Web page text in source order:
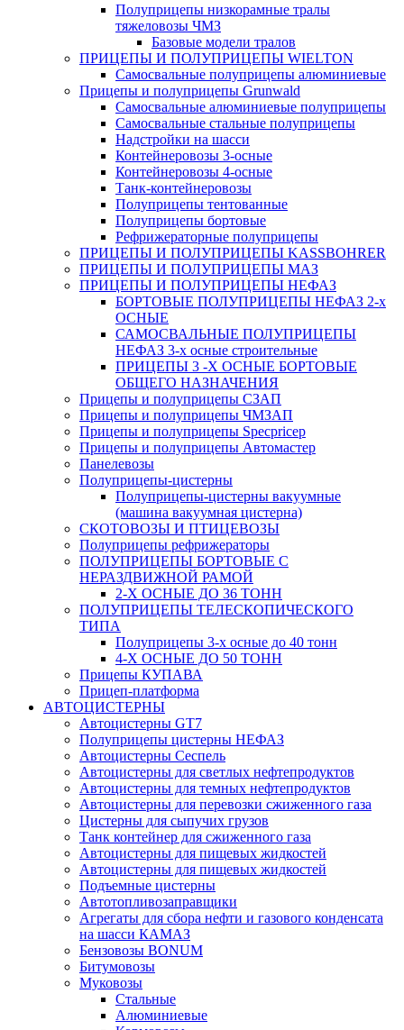
Полуприцепы низкорамные тралы
тяжеловозы ЧМЗ
Базовые модели тралов
ПРИЦЕПЫ И ПОЛУПРИЦЕПЫ WIELTON
Самосвальные полуприцепы алюминиевые
Прицепы и полуприцепы Grunwald
Самосвальные алюминиевые полуприцепы
Самосвальные стальные полуприцепы
Надстройки на шасси
Контейнеровозы 3-осные
Контейнеровозы 4-осные
Танк-контейнеровозы
Полуприцепы тентованные
Полуприцепы бортовые
Рефрижераторные полуприцепы
ПРИЦЕПЫ И ПОЛУПРИЦЕПЫ KASSBOHRER
ПРИЦЕПЫ И ПОЛУПРИЦЕПЫ МАЗ
ПРИЦЕПЫ И ПОЛУПРИЦЕПЫ НЕФАЗ
БОРТОВЫЕ ПОЛУПРИЦЕПЫ НЕФАЗ 2-х
ОСНЫЕ
САМОСВАЛЬНЫЕ ПОЛУПРИЦЕПЫ
НЕФАЗ 3-х осные строительные
ПРИЦЕПЫ 3 -Х ОСНЫЕ БОРТОВЫЕ
ОБЩЕГО НАЗНАЧЕНИЯ
Прицепы и полуприцепы СЗАП
Прицепы и полуприцепы ЧМЗАП
Прицепы и полуприцепы Specpricep
Прицепы и полуприцепы Автомастер
Панелевозы
Полуприцепы-цистерны
Полуприцепы-цистерны вакуумные
(машина вакуумная цистерна)
СКОТОВОЗЫ И ПТИЦЕВОЗЫ
Полуприцепы рефрижераторы
ПОЛУПРИЦЕПЫ БОРТОВЫЕ С
НЕРАЗДВИЖНОЙ РАМОЙ
2-Х ОСНЫЕ ДО 36 ТОНН
ПОЛУПРИЦЕПЫ ТЕЛЕСКОПИЧЕСКОГО
ТИПА
Полуприцепы 3-х осные до 40 тонн
4-Х ОСНЫЕ ДО 50 ТОНН
Прицепы КУПАВА
Прицеп-платформа
АВТОЦИСТЕРНЫ
Автоцистерны GT7
Полуприцепы цистерны НЕФАЗ
Автоцистерны Сеспель
Автоцистерны для светлых нефтепродуктов
Автоцистерны для темных нефтепродуктов
Автоцистерны для перевозки сжиженного газа
Цистерны для сыпучих грузов
Танк контейнер для сжиженного газа
Автоцистерны для пищевых жидкостей
Автоцистерны для пищевых жидкостей
Подъемные цистерны
Автотопливо­заправщики
Агрегаты для сбора нефти и газового конденсата
на шасси КАМАЗ
Бензовозы BONUM
Битумовозы
Муковозы
Стальные
Алюминиевые